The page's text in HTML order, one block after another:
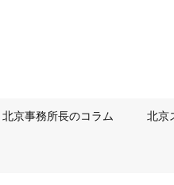
北京事務所長のコラム 北京